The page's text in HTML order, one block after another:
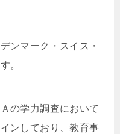
ンマーク・スイス・
。
の学力調査において
ンしており、教育事